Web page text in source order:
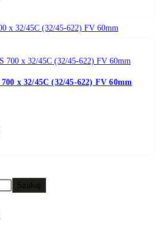
x 32/45C (32/45-622) FV 60mm
Szukaj